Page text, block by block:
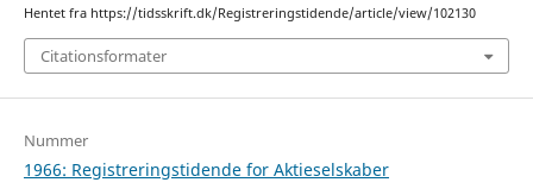
Hentet fra https://tidsskrift.dk/Registreringstidende/article/view/102130
Citationsformater
Nummer
1966: Registreringstidende for Aktieselskaber